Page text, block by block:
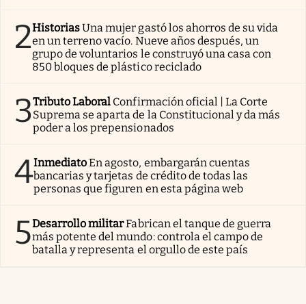
2HistoriasUna mujer gastó los ahorros de su vida
en un terreno vacío. Nueve años después, un
grupo de voluntarios le construyó una casa con
850 bloques de plástico reciclado
3Tributo Laboral Confirmación oficial | La Corte
Suprema se aparta de la Constitucional y da más
poder a los prepensionados
4InmediatoEn agosto, embargarán cuentas
bancarias y tarjetas de crédito de todas las
personas que figuren en esta página web
5Desarrollo militarFabrican el tanque de guerra
más potente del mundo: controla el campo de
batalla y representa el orgullo de este país